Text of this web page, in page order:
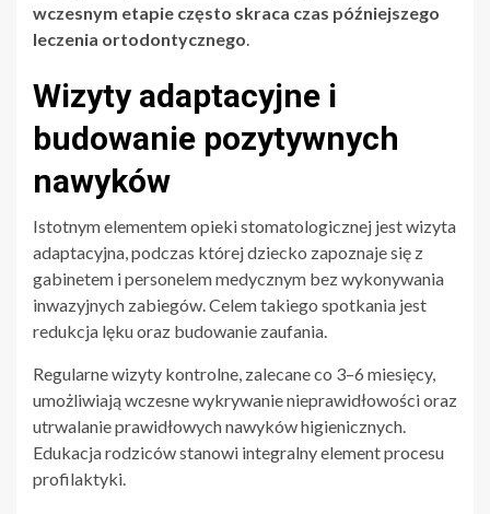
wczesnym etapie często skraca czas późniejszego
leczenia ortodontycznego.
Wizyty adaptacyjne i
budowanie pozytywnych
nawyków
Istotnym elementem opieki stomatologicznej jest wizyta
adaptacyjna, podczas której dziecko zapoznaje się z
gabinetem i personelem medycznym bez wykonywania
inwazyjnych zabiegów. Celem takiego spotkania jest
redukcja lęku oraz budowanie zaufania.
Regularne wizyty kontrolne, zalecane co 3–6 miesięcy,
umożliwiają wczesne wykrywanie nieprawidłowości oraz
utrwalanie prawidłowych nawyków higienicznych.
Edukacja rodziców stanowi integralny element procesu
profilaktyki.